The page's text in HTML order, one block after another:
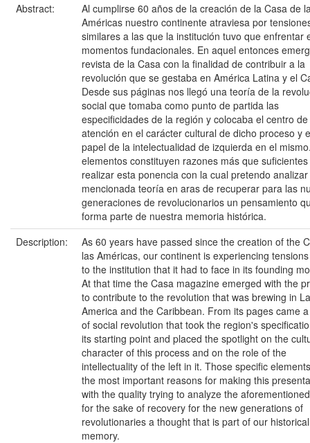
Abstract:
Al cumplirse 60 años de la creación de la Casa de
Américas nuestro continente atraviesa por
similares a las que la institución tuvo que enfrentar
momentos fundacionales. En aquel entonces
revista de la Casa con la finalidad de contribuir a la
revolución que se gestaba en América Latina y el
Desde sus páginas nos llegó una teoría de la
social que tomaba como punto de partida las
especificidades de la región y colocaba el centro de
atención en el carácter cultural de dicho proceso y
papel de la intelectualidad de izquierda en el
elementos constituyen razones más que
realizar esta ponencia con la cual pretendo
mencionada teoría en aras de recuperar para las
generaciones de revolucionarios un pensamiento
forma parte de nuestra memoria histórica.
Description:
As 60 years have passed since the creation of the
las Américas, our continent is experiencing
to the institution that it had to face in its founding
At that time the Casa magazine emerged with the
to contribute to the revolution that was brewing in
America and the Caribbean. From its pages came
of social revolution that took the region's
its starting point and placed the spotlight on the
character of this process and on the role of the
intellectuality of the left in it. Those specific
the most important reasons for making this
with the quality trying to analyze the
for the sake of recovery for the new generations of
revolutionaries a thought that is part of our historical
memory.